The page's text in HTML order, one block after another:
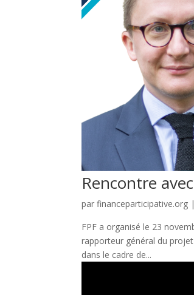
Rencontre
parfinanceparticipative.org |
FPF a organisé le 23
rapporteur général du
dans le cadre de...